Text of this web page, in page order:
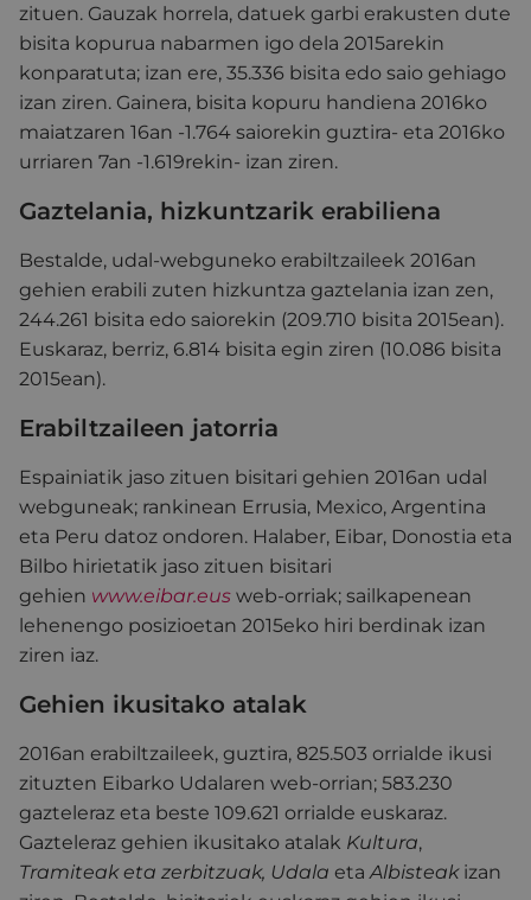
zituen. Gauzak horrela, datuek garbi erakusten dute
bisita kopurua nabarmen igo dela 2015arekin
konparatuta; izan ere, 35.336 bisita edo saio gehiago
izan ziren. Gainera, bisita kopuru handiena 2016ko
maiatzaren 16an -1.764 saiorekin guztira- eta 2016ko
urriaren 7an -1.619rekin- izan ziren.
Gaztelania, hizkuntzarik erabiliena
Bestalde, udal-webguneko erabiltzaileek 2016an
gehien erabili zuten hizkuntza gaztelania izan zen,
244.261 bisita edo saiorekin (209.710 bisita 2015ean).
Euskaraz, berriz, 6.814 bisita egin ziren (10.086 bisita
2015ean).
Erabiltzaileen jatorria
Espainiatik jaso zituen bisitari gehien 2016an udal
webguneak; rankinean Errusia, Mexico, Argentina
eta Peru datoz ondoren. Halaber, Eibar, Donostia eta
Bilbo hirietatik jaso zituen bisitari
gehien www.eibar.eus web-orriak; sailkapenean
lehenengo posizioetan 2015eko hiri berdinak izan
ziren iaz.
Gehien ikusitako atalak
2016an erabiltzaileek, guztira, 825.503 orrialde ikusi
zituzten Eibarko Udalaren web-orrian; 583.230
gazteleraz eta beste 109.621 orrialde euskaraz.
Gazteleraz gehien ikusitako atalak Kultura,
Tramiteak eta zerbitzuak, Udala etaAlbisteakizan